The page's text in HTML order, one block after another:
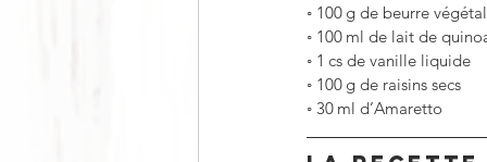
◦ 100 g de beurre végétal
◦ 100 ml de lait de
◦ 1 cs de vanille liquide
◦ 100 g de raisins secs
◦ 30 ml d’Amaretto